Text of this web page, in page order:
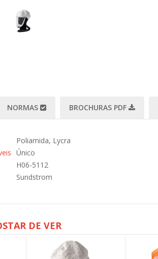
NORMAS BROCHURAS PDF
Poliamida, Lycra
Único
H06-5112
Sundstrom
DE VER